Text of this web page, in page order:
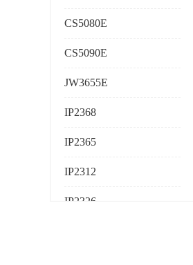
CS5080E
CS5090E
JW3655E
IP2368
IP2365
IP2312
IP2326